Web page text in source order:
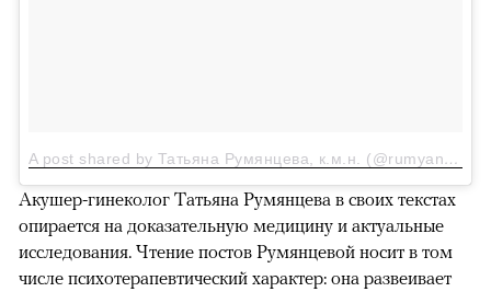
A post shared by Татьяна Румянцева, к.м.н. (@rumyantseva_md)
Акушер-гинеколог Татьяна Румянцева в своих текстах
опирается на доказательную медицину и актуальные
исследования. Чтение постов Румянцевой носит в том
числе психотерапевтический характер: она развеивает